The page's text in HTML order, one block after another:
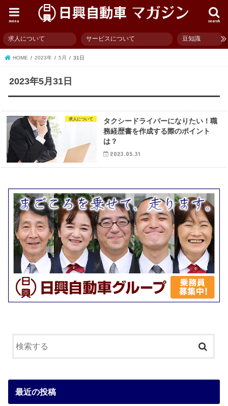
search
menu
求人について サービスについて 豆知識
HOME 2023年 5月 31日
2023年5月31日
求人について
タクシードライバーになりたい！職
務経歴書を作成する際のポイント
は？
2023.05.31
最近の投稿